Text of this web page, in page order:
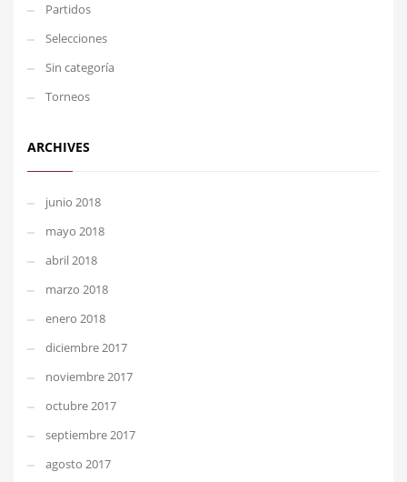
Partidos
Selecciones
Sin categoría
Torneos
ARCHIVES
junio 2018
mayo 2018
abril 2018
marzo 2018
enero 2018
diciembre 2017
noviembre 2017
octubre 2017
septiembre 2017
agosto 2017